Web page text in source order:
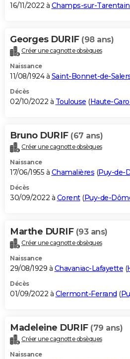
16/11/2022 à Champs-sur-
Georges DURIF (98 ans)
Créer une cagnotte obsèques
Naissance
11/08/1924 à Saint-Bonnet-de-
Décès
02/10/2022 à Toulouse (Haute-
Bruno DURIF (67 ans)
Créer une cagnotte obsèques
Naissance
17/06/1955 à Chamalières (Puy-de-
Décès
30/09/2022 à Corent(Puy-de-
Marthe DURIF (93 ans)
Créer une cagnotte obsèques
Naissance
29/08/1929 à Chavaniac-Lafayette (
Décès
01/09/2022 à Clermont-Ferrand (
Madeleine DURIF (79 ans)
Créer une cagnotte obsèques
Naissance